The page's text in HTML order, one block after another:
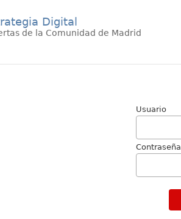
Digital
de la Comunidad de Madrid
Usuario
Contraseña